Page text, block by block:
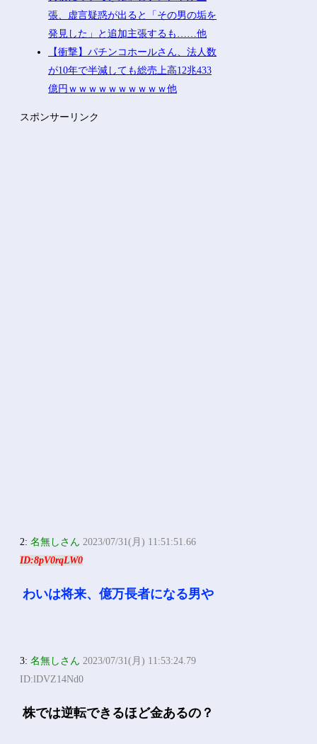
張、虚言疑惑が出ると「その男の垢を
発見した」と追加主張するも……他
【衝撃】パチンコホールさん、法人数
が10年で半減しても総売上高12兆433
億円ｗｗｗｗｗｗｗｗｗｗ他
スポンサーリンク
2:名無しさん 2023/07/31(月) 11:51:51.66
ID:8pV0rqLW0
わいは将来、億万長者になる男や
3:名無しさん 2023/07/31(月) 11:53:24.79
ID:lDVZ14Nd0
株では逆転できるほど金あるの？